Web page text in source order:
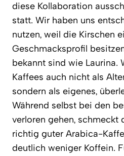
diese Kollaboration
statt. Wir haben uns
nutzen, weil die Kirschen
Geschmacksprofil
bekannt sind wie Laurina.
Kaffees auch nicht als
sondern als eigenes,
Während selbst bei den
verloren gehen, schmeckt
richtig guter Arabica-
deutlich weniger Koffein.